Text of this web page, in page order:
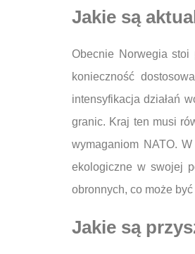
Jakie są
Obecnie Norwegia stoi
konieczność
intensyfikacja działań
granic. Kraj ten musi
wymaganiom NATO.
ekologiczne w swojej
obronnych, co może
Jakie są